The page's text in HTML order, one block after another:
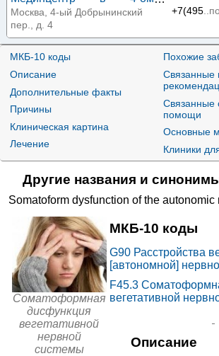
Добрынинском переулке
Москва, 4-ый Добрынинский
пер., д. 4
+7(495
ЦКБ №2 ОАО «РЖД»
+7(495
МЕДСИ на Солянке
Москва, ул. Солянка, д. 12, стр.
+7(495
МЕДСИ в Хорошевском
проезде
Москва, 3-й Хорошевский пр-д,
д. 1, стр. 2
+7(495
МЕДСИ в Бутово
Москва, ул. Старокачаловская,
д. 3, корп. 3
+7(495
МЕДСИ на Ленинградском
проспекте
Москва, Ленинградский пр-т, д.
МКБ-10 коды
Описание
Дополнительные факты
Причины
Клиническая картина
Лечение
Похожие
Связанные
Связанные
помощи
Основные
Клиники
Другие названия и
Somatoform dysfunction of the autonomic
Соматоформная
дисфункция
вегетативной
нервной
системы
МКБ-10 коды
G90 Расстройства
[автономной]
F45.3
вегетативной
Описание